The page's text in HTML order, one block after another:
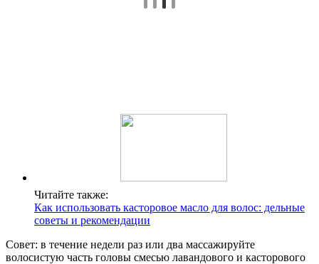
Читайте также:
Как использовать касторовое масло для волос: дельные
советы и рекомендации
Совет: в течение недели раз или два массажируйте
волосистую часть головы смесью лавандового и касторового